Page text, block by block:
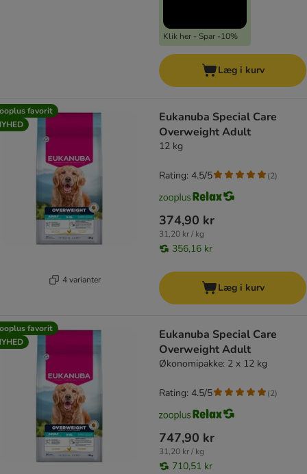
Klik her - Spar -10%
Læg i kurv
favorit
4 varianter
Eukanuba Special Care
Overweight Adult
12 kg
374,90 kr
31,20 kr / kg
356,16 kr
Rating: 4.5/5 (2)
Læg i kurv
favorit
Eukanuba Special Care
Overweight Adult
Økonomipakke: 2 x 12 kg
747,90 kr
31,20 kr / kg
710,51 kr
Rating: 4.5/5 (2)